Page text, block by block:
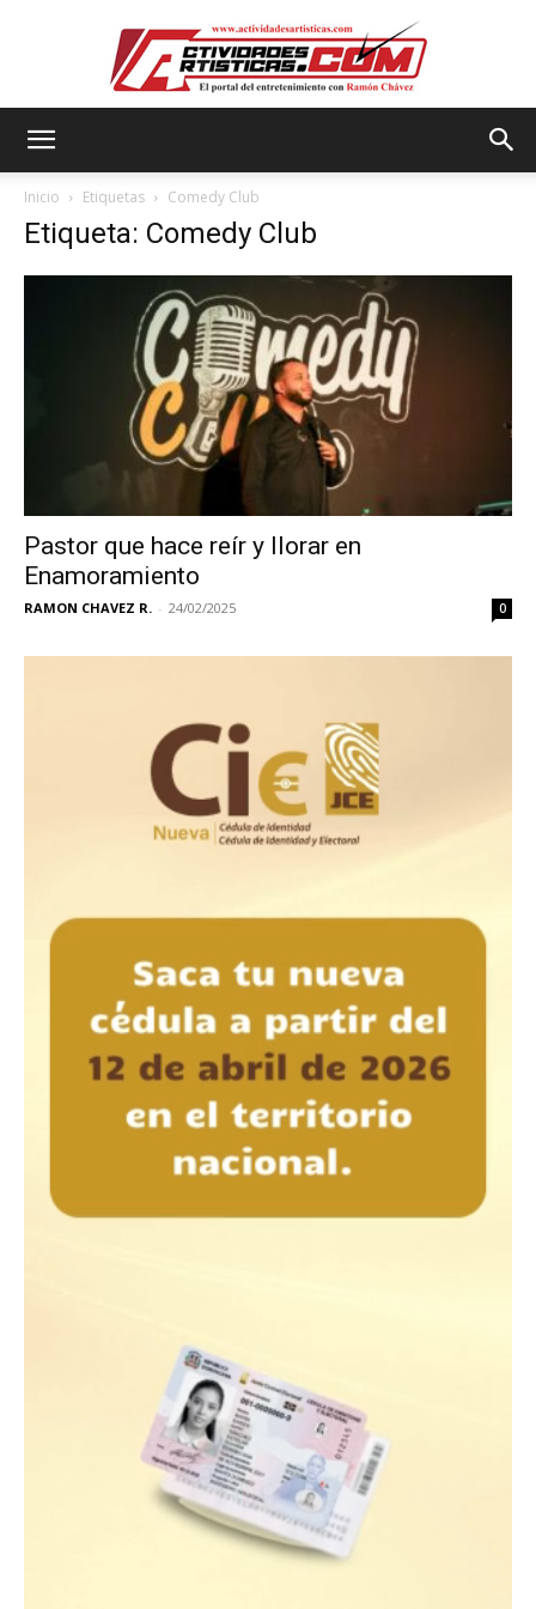
Inicio Etiquetas Comedy Club
Etiqueta: Comedy Club
Pastor que hace reír y llorar en
Enamoramiento
RAMON CHAVEZ R. - 24/02/2025 0